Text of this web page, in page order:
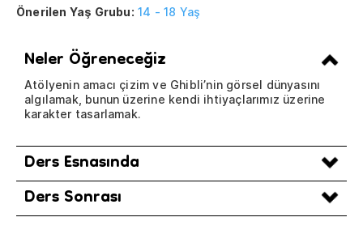
Önerilen Yaş Grubu: 14 - 18 Yaş
Neler Öğreneceğiz
Atölyenin amacı çizim ve Ghibli’nin görsel dünyasını
algılamak, bunun üzerine kendi ihtiyaçlarımız üzerine
karakter tasarlamak.
Ders Esnasında
Ders Sonrası